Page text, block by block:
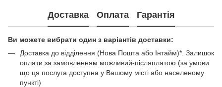
Доставка Оплата Гарантія
Ви можете вибрати один з варіантів доставки:
Доставка до відділення (Нова Пошта або Інтайм)*. Залишок
оплати за замовленням можливий-післяплатою (за умови
що ця послуга доступна у Вашому місті або населеному
пункті)